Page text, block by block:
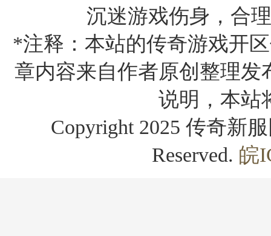
沉迷游戏伤身，合
*注释：本站的传奇游戏开
章内容来自作者原创整理
说明，本站
Copyright 2025 传奇新
Reserved. 皖